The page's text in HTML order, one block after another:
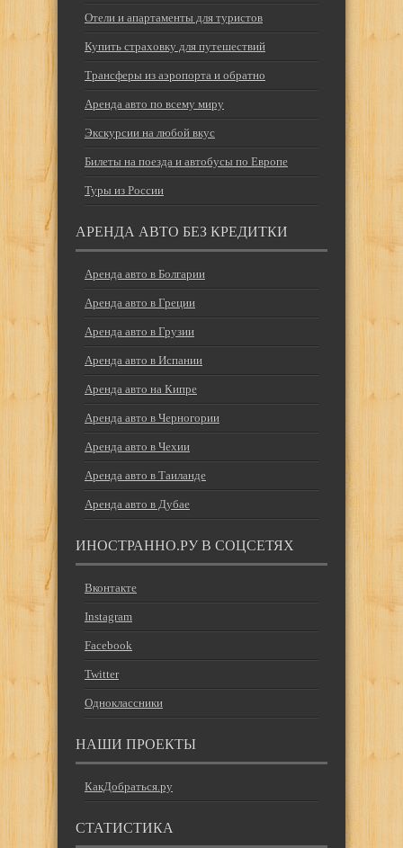
Отели и апартаменты для туристов
Купить страховку для путешествий
Трансферы из аэропорта и обратно
Аренда авто по всему миру
Экскурсии на любой вкус
Билеты на поезда и автобусы по Европе
Туры из России
АРЕНДА АВТО БЕЗ КРЕДИТКИ
Аренда авто в Болгарии
Аренда авто в Греции
Аренда авто в Грузии
Аренда авто в Испании
Аренда авто на Кипре
Аренда авто в Черногории
Аренда авто в Чехии
Аренда авто в Таиланде
Аренда авто в Дубае
ИНОСТРАННО.РУ В СОЦСЕТЯХ
Вконтакте
Instagram
Facebook
Twitter
Одноклассники
НАШИ ПРОЕКТЫ
КакДобраться.ру
СТАТИСТИКА